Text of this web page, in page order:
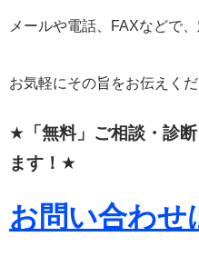
メールや電話、FAXなどで
お気軽にその旨をお伝えくだ
★ 「無料」ご相談・診
ます！ ★
お問い合わせ